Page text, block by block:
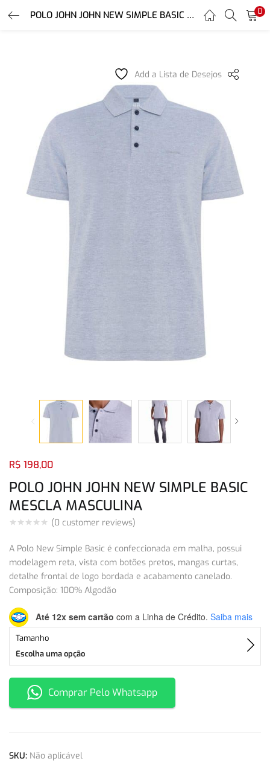
POLO JOHN JOHN NEW SIMPLE BASIC MESCLA MASCULINA 0
Add a Lista de Desejos
POLO JOHN JOHN NEW SIMPLE BASIC
MESCLA MASCULINA
(0 customer reviews)
R$ 198,00
A Polo New Simple Basic é confeccionada em malha, possui
modelagem reta, vista com botões pretos, mangas curtas,
detalhe frontal de logo bordada e acabamento canelado.
Composição: 100% Algodão
Até 12x sem cartão com a Linha de Crédito. Saiba mais
Tamanho
Escolha uma opção
Comprar Pelo Whatsapp
SKU: Não aplicável
LOGIN REGISTER
Remember me
Lost password?
Login com Login com